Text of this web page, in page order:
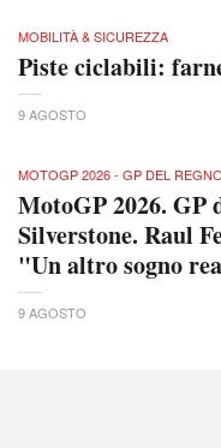
MOBILITÀ & SICUREZZA
Piste ciclabili:
9 AGOSTO
MOTOGP 2026 - GP DEL
MotoGP 2026. GP
Silverstone. Raul
"Un altro sogno
9 AGOSTO